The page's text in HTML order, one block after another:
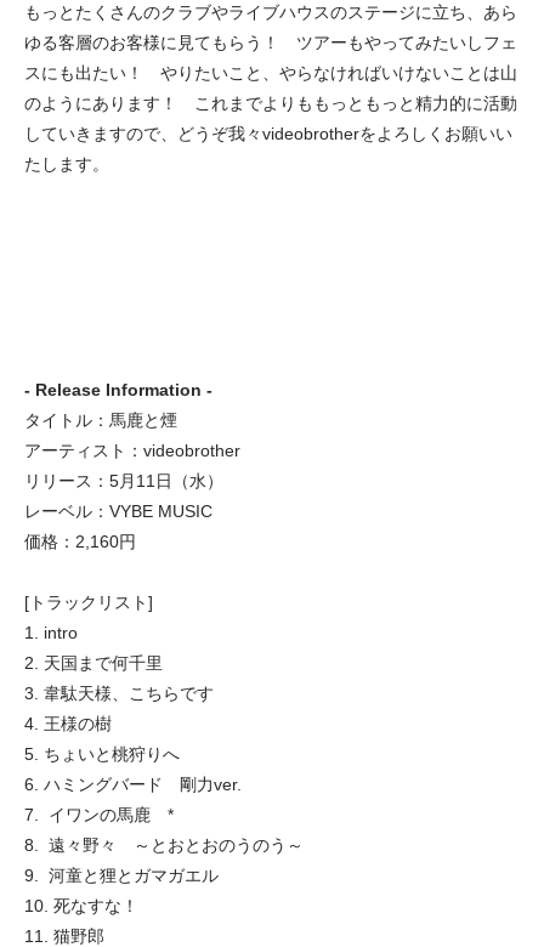
もっとたくさんのクラブやライブハウスのステージに立ち、あら
ゆる客層のお客様に見てもらう！ ツアーもやってみたいしフェ
スにも出たい！ やりたいこと、やらなければいけないことは山
のようにあります！ これまでよりももっともっと精力的に活動
していきますので、どうぞ我々videobrotherをよろしくお願いい
たします。
- Release Information -
タイトル：馬鹿と煙
アーティスト：videobrother
リリース：5月11日（水）
レーベル：VYBE MUSIC
価格：2,160円
[トラックリスト]
1. intro
2. 天国まで何千里
3. 韋駄天様、こちらです
4. 王様の樹
5. ちょいと桃狩りへ
6. ハミングバード 剛力ver.
7. イワンの馬鹿 *
8. 遠々野々 ～とおとおのうのう～
9. 河童と狸とガマガエル
10. 死なすな！
11. 猫野郎